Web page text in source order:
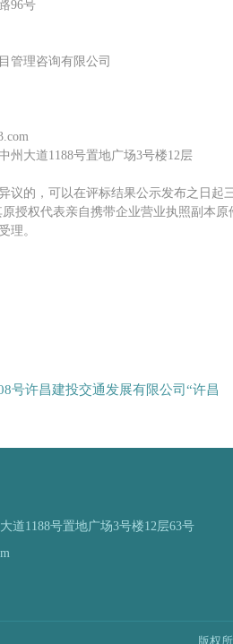
96号
管理咨询有限公司
州大道1188号置地广场3号楼12层
议的，可以在评标结果公示发布之日
授权代表亲自携带企业营业执照副本
理。
号许昌建投交通发展有限公司“许昌
道1188号置地广场3号楼12层63号
版权